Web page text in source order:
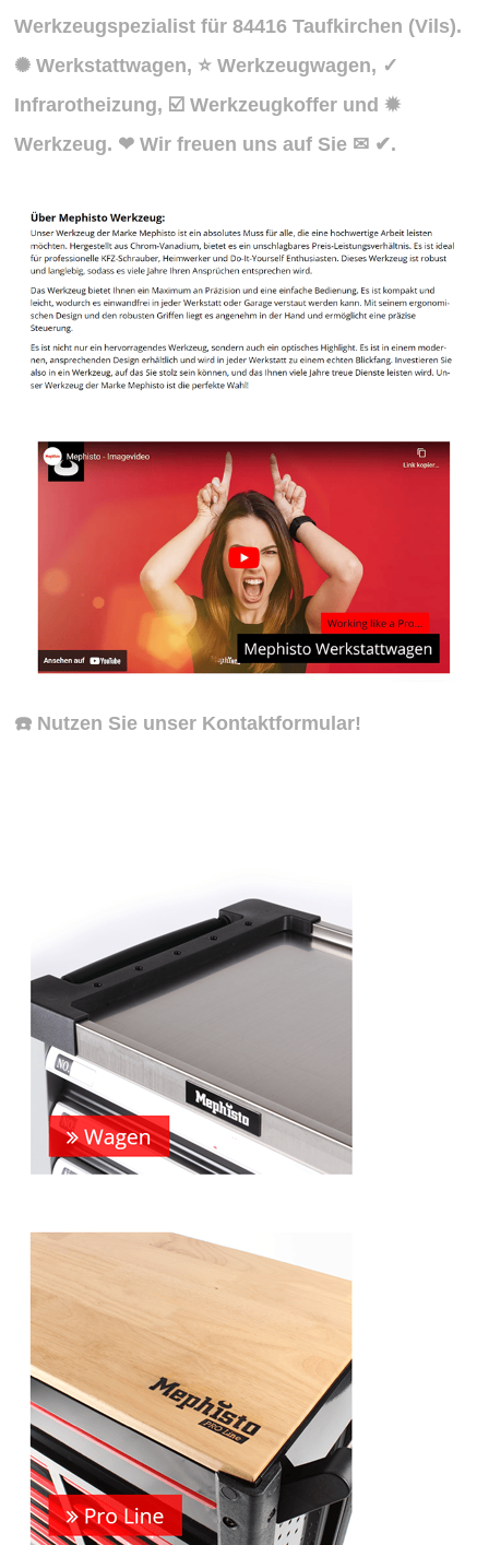
Werkzeugspezialist für 84416 Taufkirchen (Vils).
✺ Werkstattwagen, ⭐ Werkzeugwagen, ✓
Infrarotheizung, ☑️ Werkzeugkoffer und ✹
Werkzeug. ❤ Wir freuen uns auf Sie ✉ ✔.
☎️ Nutzen Sie unser Kontaktformular!